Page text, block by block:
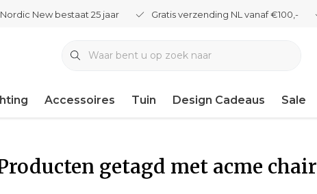
Nordic New bestaat 25 jaar Gratis verzending NL vanaf €100,-
Accessoires Tuin Design Cadeaus Sale
getagd met acme chair